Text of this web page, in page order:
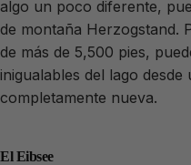
algo un poco diferente,
de montaña Herzogstand.
de más de 5,500 pies,
inigualables del lago desde
completamente nueva.
El Eibsee